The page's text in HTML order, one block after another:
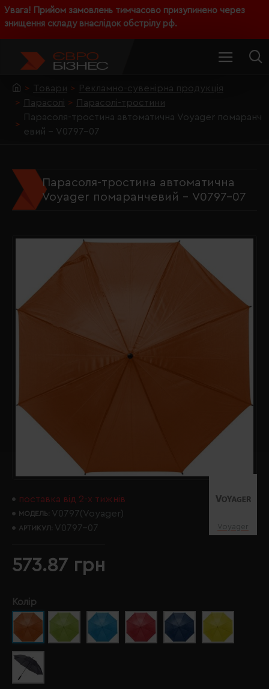
Увага! Прийом замовлень тимчасово призупинено через
знищення складу внаслідок обстрілу рф.
Товари
Рекламно-сувенірна продукція
Парасолі
Парасолі-тростини
Парасоля-тростина автоматична Voyager помаранч
евий - V0797-07
Парасоля-тростина автоматична
Voyager помаранчевий - V0797-07
поставка від 2-х тижнів
МОДЕЛЬ: V0797(Voyager)
АРТИКУЛ: V0797-07 Voyager
573.87 грн
Колір